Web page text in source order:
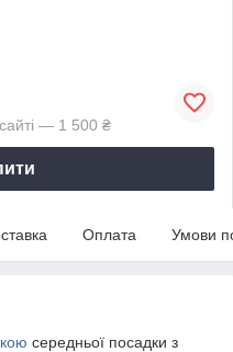
— 1 500 ₴
Оплата Умови
середньої посадки з